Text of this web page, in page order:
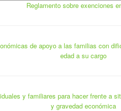
Reglamento sobre exenciones
de apoyo a las familias con
edad a su cargo
y familiares para hacer frente a
y gravedad económica